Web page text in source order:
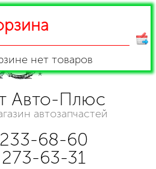
Авто-Плюс
автозапчастей
68-60
63-31
нет товаров